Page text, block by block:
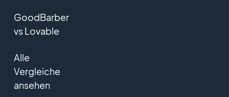
GoodBarber
vs Lovable
Alle
Vergleiche
ansehen